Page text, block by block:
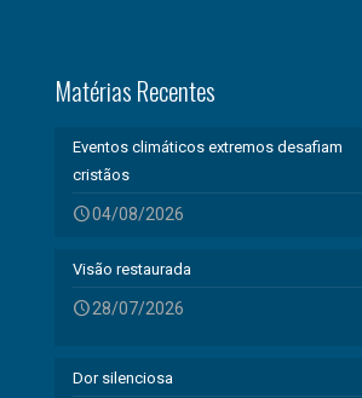
Matérias Recentes
Eventos climáticos extremos desafiam
cristãos
04/08/2026
Visão restaurada
28/07/2026
Dor silenciosa